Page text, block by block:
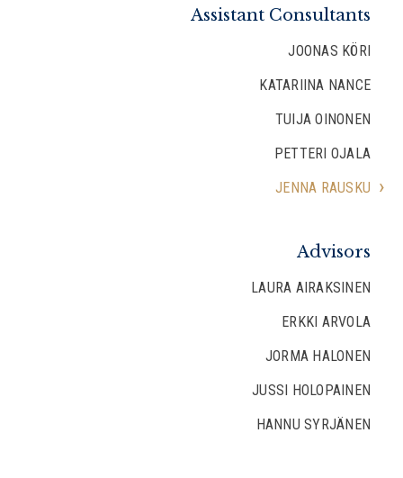
Assistant Consultants
JOONAS KÖRI
KATARIINA NANCE
TUIJA OINONEN
PETTERI OJALA
JENNA RAUSKU
Advisors
LAURA AIRAKSINEN
ERKKI ARVOLA
JORMA HALONEN
JUSSI HOLOPAINEN
HANNU SYRJÄNEN